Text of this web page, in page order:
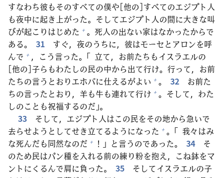
すなわち彼もそのすべての僕や[他の]すべてのエジプト 人
も夜中に起き 上がった。そしてエジプト 人の間に大きな叫
びが起こりはじめた + 。 死人の出ない家はなかったからで
ある。
31 すぐ， 夜のうちに， 彼はモーセとアロンを呼
んで + ，こう言った。「 立て，お前たちもイスラエルの
[他の]子らもわたしの民の中から出て行け。 行って，お前
たちの言うとおりエホバに仕えるがよい + 。 32 お前た
ちの言ったとおり， 羊も牛も連れて行け + 。そして，わた
しのことも祝福するのだ」。
33
そして，エジプト 人はこの民をその地から急いで
去らせようとしてせき立てるようになった + 。「 我々 はみ
な死んだも同然なのだ + ！」と言うのであった。 34
そ
のため民はパン種を入れる前の練り粉を抱え，こね鉢をマ
ントにくるんで肩に負った。 35 そしてイスラエルの子